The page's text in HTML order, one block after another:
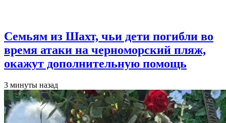
Семьям из Шахт, чьи дети погибли во
время атаки на черноморский пляж,
окажут дополнительную помощь
3 минуты назад